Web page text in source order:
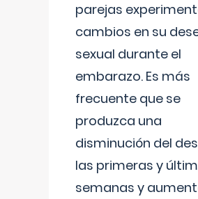
parejas
cambios en su
sexual durante el
embarazo. Es más
frecuente que se
produzca una
disminución del
las primeras y
semanas y